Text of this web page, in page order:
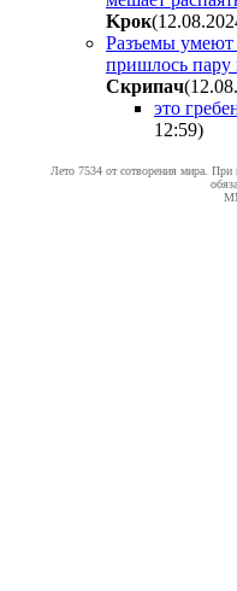
Kpoк
Разъемы
пришлось пару
Cкpипaч
это
12:59)
Лето 7534 от сотворения мира. При